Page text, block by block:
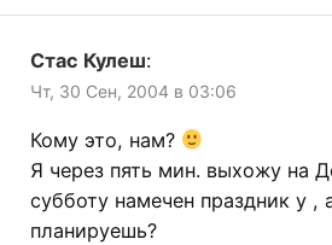
Стас Кулеш:
Чт, 30 Сен, 2004 в 03:06
Кому это, нам?
Я через пять мин. выхожу на
субботу намечен праздник у ,
планируешь?